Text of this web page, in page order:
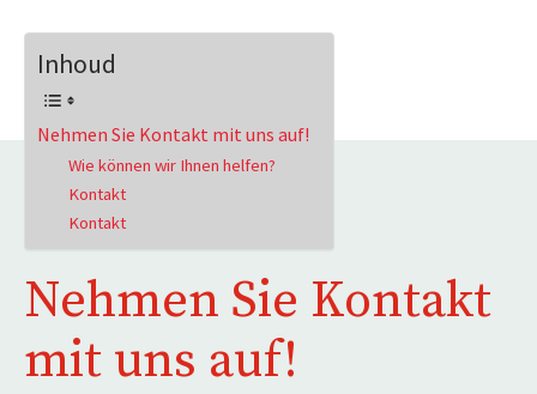
Inhoud
Nehmen Sie Kontakt mit uns auf!
Wie können wir Ihnen helfen?
Kontakt
Kontakt
Nehmen Sie Kontakt
mit uns auf!